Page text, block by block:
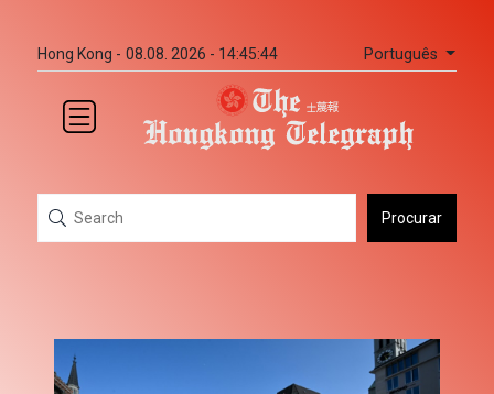
Hong Kong - 08.08. 2026 - 14:45:44 Português
Procurar